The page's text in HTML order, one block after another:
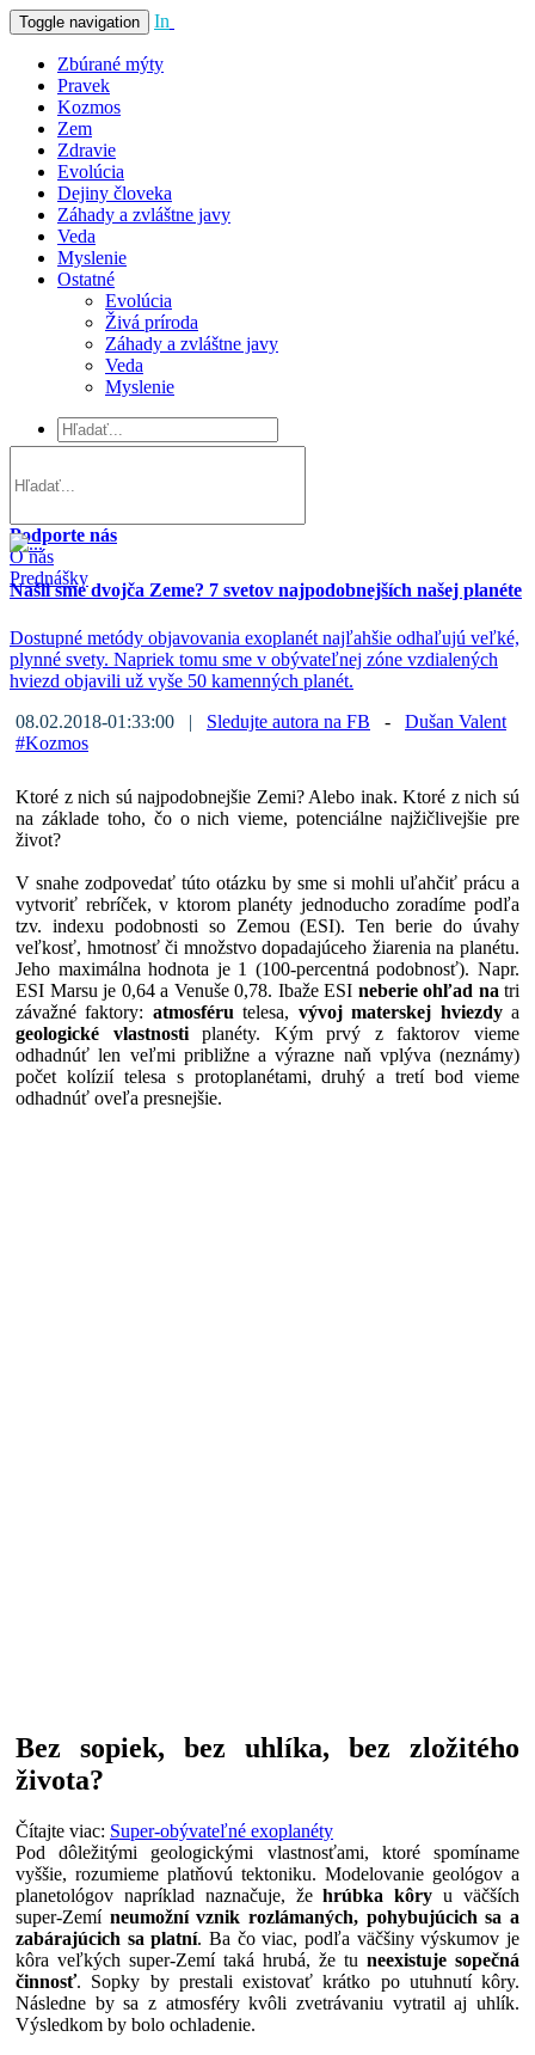
Toggle navigation In
Zbúrané mýty
Pravek
Kozmos
Zem
Zdravie
Evolúcia
Dejiny človeka
Záhady a zvláštne javy
Veda
Myslenie
Ostatné
Evolúcia
Živá príroda
Záhady a zvláštne javy
Veda
Myslenie
Podporte nás
O nás
Prednášky
Našli sme dvojča Zeme? 7 svetov najpodobnejších našej planéte
Dostupné metódy objavovania exoplanét najľahšie odhaľujú veľké,
plynné svety. Napriek tomu sme v obývateľnej zóne vzdialených
hviezd objavili už vyše 50 kamenných planét.
08.02.2018-01:33:00 | Sledujte autora na FB - Dušan Valent
#Kozmos
Ktoré z nich sú najpodobnejšie Zemi? Alebo inak. Ktoré z nich sú
na základe toho, čo o nich vieme, potenciálne najžičlivejšie pre
život?
V snahe zodpovedať túto otázku by sme si mohli uľahčiť prácu a
vytvoriť rebríček, v ktorom planéty jednoducho zoradíme podľa
tzv. indexu podobnosti so Zemou (ESI). Ten berie do úvahy
veľkosť, hmotnosť či množstvo dopadajúceho žiarenia na planétu.
Jeho maximálna hodnota je 1 (100-percentná podobnosť). Napr.
ESI Marsu je 0,64 a Venuše 0,78. Ibaže ESI neberie ohľad na tri
závažné faktory: atmosférutelesa, vývoj materskej hviezdya
geologické vlastnostiplanéty. Kým prvý z faktorov vieme
odhadnúť len veľmi približne a výrazne naň vplýva (neznámy)
počet kolízií telesa s protoplanétami, druhý a tretí bod vieme
odhadnúť oveľa presnejšie.
Bez sopiek, bez uhlíka, bez zložitého
života?
Čítajte viac: Super-obývateľné exoplanéty
Pod dôležitými geologickými vlastnosťami, ktoré spomíname
vyššie, rozumieme platňovú tektoniku. Modelovanie geológov a
planetológov napríklad naznačuje, žehrúbka kôry u väčších
super-Zemí neumožní vznik rozlámaných, pohybujúcich sa a
zabárajúcich sa platní. Ba čo viac, podľa väčšiny výskumov je
kôra veľkých super-Zemí taká hrubá, že tu neexistuje sopečná
činnosť. Sopky by prestali existovať krátko po utuhnutí kôry.
Následne by sa z atmosféry kvôli zvetrávaniu vytratil aj uhlík.
Výsledkom by bolo ochladenie.